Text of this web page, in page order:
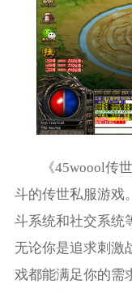
《45woool传
斗的传世私服游戏
斗系统和社交系统
无论你是追求刺激
戏都能满足你的需